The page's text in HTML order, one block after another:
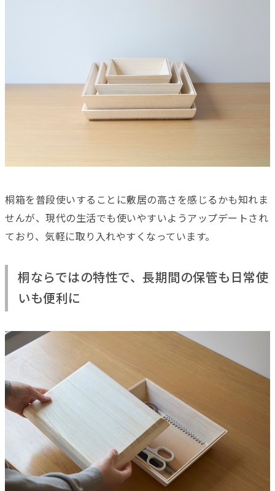
桐箱を普段使いすることに敷居の高さを感じるかも知れま
せんが、現代の生活でも使いやすいようアップデートされ
ており、気軽に取り入れやすくなっています。
桐ならではの特性で、長期間の保管も日常使
いも便利に